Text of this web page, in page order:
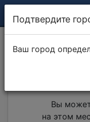
Установка
Вы
на этом
Подтвердите
Ваш город